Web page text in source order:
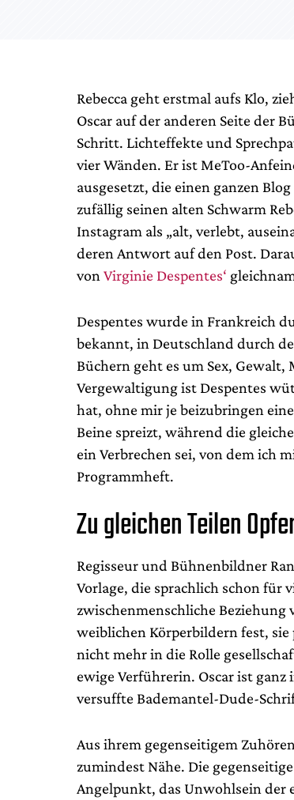
Rebecca geht erstmal aufs Klo,
Oscar auf der anderen Seite der
Schritt. Lichteffekte und
vier Wänden. Er ist MeToo-
ausgesetzt, die einen ganzen
zufällig seinen alten Schwarm
Instagram als „alt, verlebt,
deren Antwort auf den Post.
von Virginie Despentes‘
Despentes wurde in Frankreich
bekannt, in Deutschland durch
Büchern geht es um Sex,
Vergewaltigung ist Despentes
hat, ohne mir je beizubringen
Beine spreizt, während die
ein Verbrechen sei, von dem ich
Programmheft.
Zu gleichen Teilen
Regisseur und Bühnenbildner
Vorlage, die sprachlich schon für
zwischenmenschliche Beziehung
weiblichen Körperbildern fest, sie
nicht mehr in die Rolle
ewige Verführerin. Oscar ist
versuffte Bademantel-Dude-
Aus ihrem gegenseitigem
zumindest Nähe. Die
Angelpunkt, das Unwohlsein